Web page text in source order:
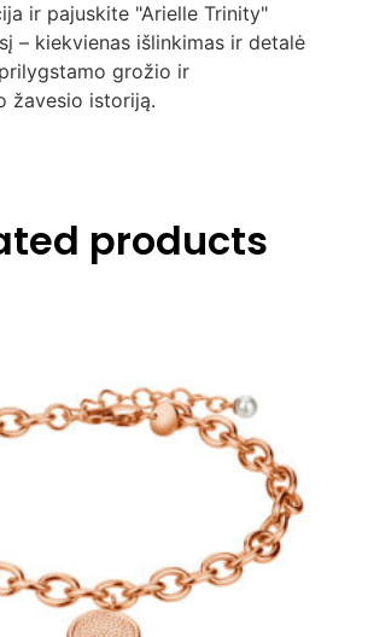
ir pajuskite "Arielle Trinity"
– kiekvienas išlinkimas ir detalė
grožio ir
žavesio istoriją.
products